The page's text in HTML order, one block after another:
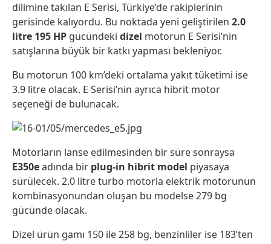
dilimine takılan E Serisi, Türkiye’de rakiplerinin
gerisinde kalıyordu. Bu noktada yeni geliştirilen 2.0
litre 195 HP gücündeki dizel motorun E Serisi’nin
satışlarına büyük bir katkı yapması bekleniyor.
Bu motorun 100 km’deki ortalama yakıt tüketimi ise
3.9 litre olacak. E Serisi’nin ayrıca hibrit motor
seçeneği de bulunacak.
Motorların lanse edilmesinden bir süre sonraysa
E350eadında bir plug-in hibrit model piyasaya
sürülecek. 2.0 litre turbo motorla elektrik motorunun
kombinasyonundan oluşan bu modelse 279 bg
gücünde olacak.
Dizel ürün gamı 150 ile 258 bg, benzinliler ise 183’ten